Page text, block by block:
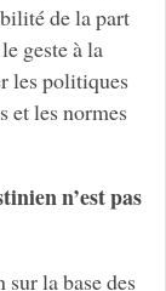
de la part
geste à la
les politiques
et les normes
n’est pas
la base des